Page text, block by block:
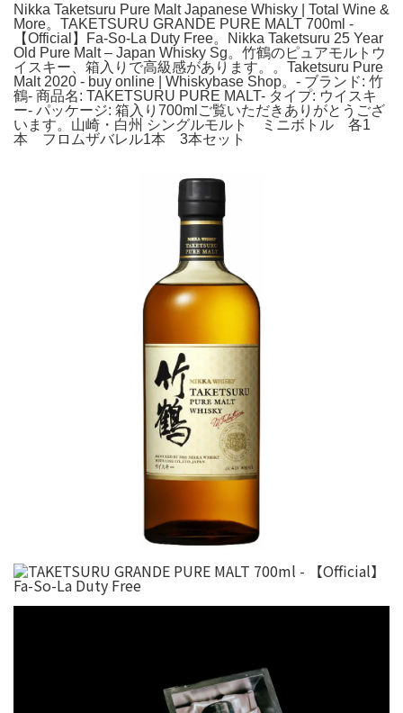
Nikka Taketsuru Pure Malt Japanese Whisky | Total Wine &
More。TAKETSURU GRANDE PURE MALT 700ml -
【Official】Fa-So-La Duty Free。Nikka Taketsuru 25 Year
Old Pure Malt – Japan Whisky Sg。竹鶴のピュアモルトウ
イスキー、箱入りで高級感があります。。Taketsuru Pure
Malt 2020 - buy online | Whiskybase Shop。- ブランド: 竹
鶴- 商品名: TAKETSURU PURE MALT- タイプ: ウイスキ
ー- パッケージ: 箱入り700mlご覧いただきありがとうござ
います。山崎・白州 シングルモルト ミニボトル 各1
本 フロムザバレル1本 3本セット